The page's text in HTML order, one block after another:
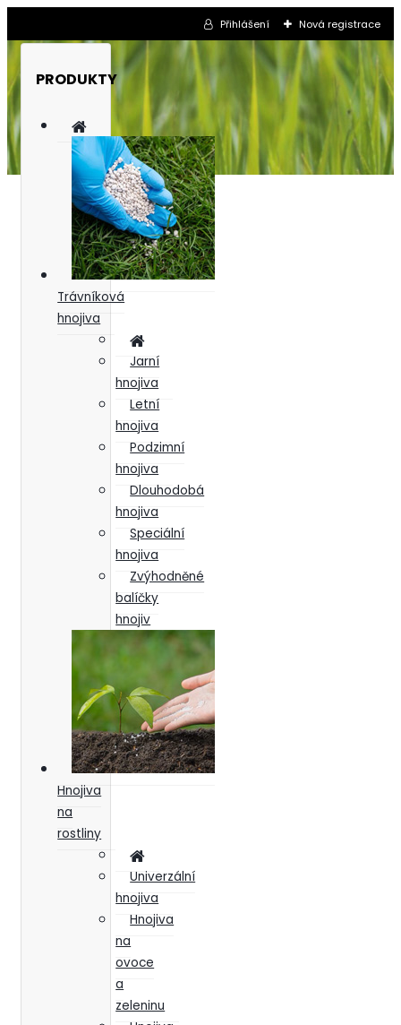
Přihlášení Nová registrace
PRODUKTY
Trávníková
hnojiva
Jarní
hnojiva
Letní
hnojiva
Podzimní
hnojiva
Dlouhodobá
hnojiva
Speciální
hnojiva
Zvýhodněné
balíčky
hnojiv
Hnojiva
na
rostliny
Univerzální
hnojiva
Hnojiva
na
ovoce
a
zeleninu